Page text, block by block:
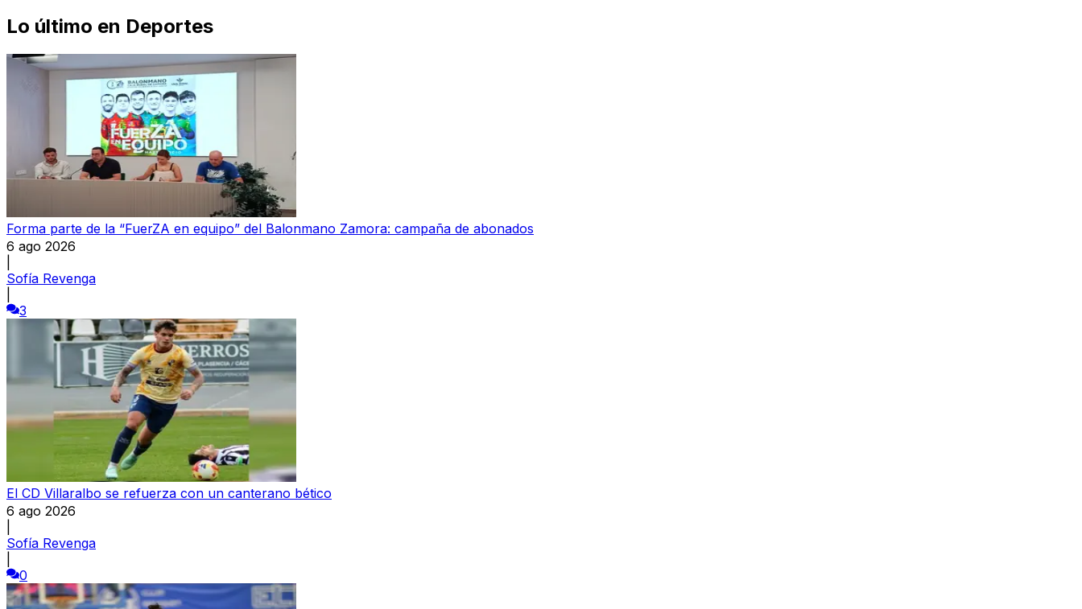
Lo último en Deportes
Forma parte de la “FuerZA en equipo” del Balonmano Zamora: campaña de abonados
6 ago 2026
Sofía Revenga
3
El CD Villaralbo se refuerza con un canterano bético
6 ago 2026
Sofía Revenga
0